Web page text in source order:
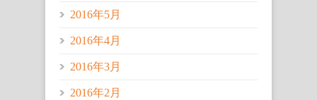
2016年5月
2016年4月
2016年3月
2016年2月